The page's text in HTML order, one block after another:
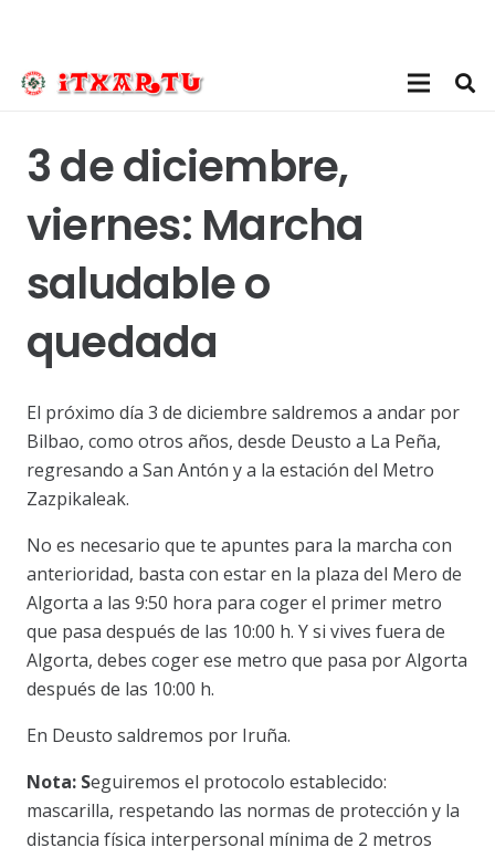
3 de diciembre,
viernes: Marcha
saludable o
quedada
El próximo día 3 de diciembre saldremos a andar por
Bilbao, como otros años, desde Deusto a La Peña,
regresando a San Antón y a la estación del Metro
Zazpikaleak.
No es necesario que te apuntes para la marcha con
anterioridad, basta con estar en la plaza del Mero de
Algorta a las 9:50 hora para coger el primer metro
que pasa después de las 10:00 h. Y si vives fuera de
Algorta, debes coger ese metro que pasa por Algorta
después de las 10:00 h.
En Deusto saldremos por Iruña.
Nota: Seguiremos el protocolo establecido:
mascarilla, respetando las normas de protección y la
distancia física interpersonal mínima de 2 metros